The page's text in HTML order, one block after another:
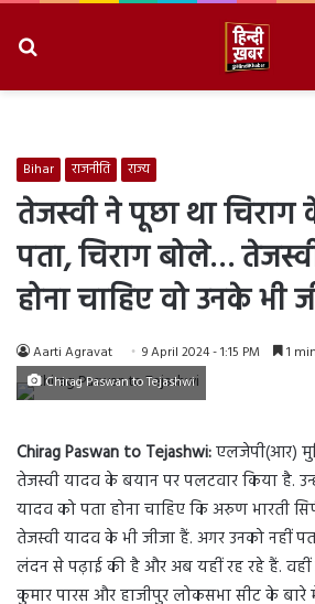
Bihar राजनीति राज्य
तेजस्वी ने पूछा था
पता, चिराग बोले…
होना चाहिए वो उनके भी
Aarti Agravat 9 April 2024 - 1:15 PM 1
Chirag Paswan to Tejashwi
Chirag Paswan to Tejashwi:एलजेपी(आर)
तेजस्वी यादव के बयान पर पलटवार किया है.
यादव को पता होना चाहिए कि अरुण भारती
तेजस्वी यादव के भी जीजा हैं. अगर उनको नहीं
लंदन से पढ़ाई की है और अब यहीं रह रहे हैं. वहीं
कुमार पारस और हाजीपुर लोकसभा सीट के बारे